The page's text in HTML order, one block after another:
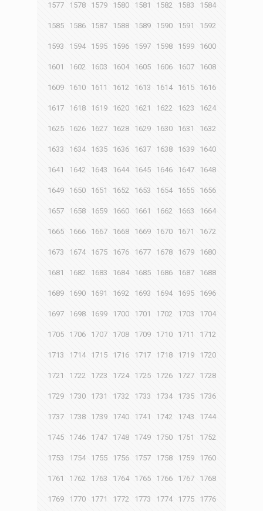
1577 1578 1579 1580 1581 1582 1583 1584
1585 1586 1587 1588 1589 1590 1591 1592
1593 1594 1595 1596 1597 1598 1599 1600
1601 1602 1603 1604 1605 1606 1607 1608
1609 1610 1611 1612 1613 1614 1615 1616
1617 1618 1619 1620 1621 1622 1623 1624
1625 1626 1627 1628 1629 1630 1631 1632
1633 1634 1635 1636 1637 1638 1639 1640
1641 1642 1643 1644 1645 1646 1647 1648
1649 1650 1651 1652 1653 1654 1655 1656
1657 1658 1659 1660 1661 1662 1663 1664
1665 1666 1667 1668 1669 1670 1671 1672
1673 1674 1675 1676 1677 1678 1679 1680
1681 1682 1683 1684 1685 1686 1687 1688
1689 1690 1691 1692 1693 1694 1695 1696
1697 1698 1699 1700 1701 1702 1703 1704
1705 1706 1707 1708 1709 1710 1711 1712
1713 1714 1715 1716 1717 1718 1719 1720
1721 1722 1723 1724 1725 1726 1727 1728
1729 1730 1731 1732 1733 1734 1735 1736
1737 1738 1739 1740 1741 1742 1743 1744
1745 1746 1747 1748 1749 1750 1751 1752
1753 1754 1755 1756 1757 1758 1759 1760
1761 1762 1763 1764 1765 1766 1767 1768
1769 1770 1771 1772 1773 1774 1775 1776